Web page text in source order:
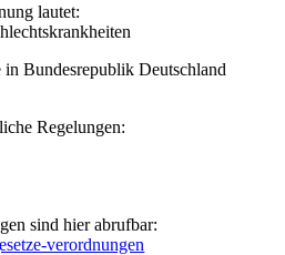
lautet:
Bundesrepublik Deutschland
Regelungen:
sind hier abrufbar:
verordnungen